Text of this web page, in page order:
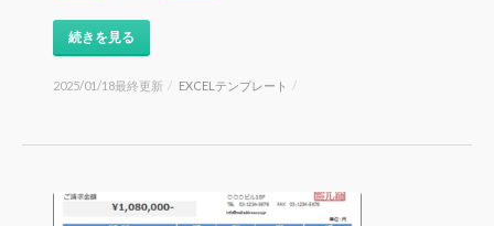
続きを見る
2025/01/18最終更新 / EXCELテンプレート /